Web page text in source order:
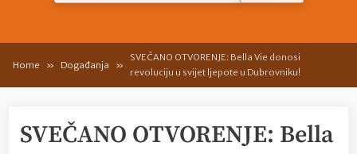
Home Događanja
SVEČANO OTVORENJE: Bella Vie donosi
revoluciju u svijet ljepote u Dubrovniku!
SVEČANO OTVORENJE: Bella